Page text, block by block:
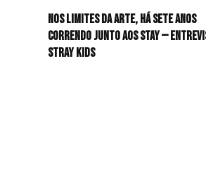
Nos limites da arte, há sete anos
correndo junto aos STAY —
Stray Kids